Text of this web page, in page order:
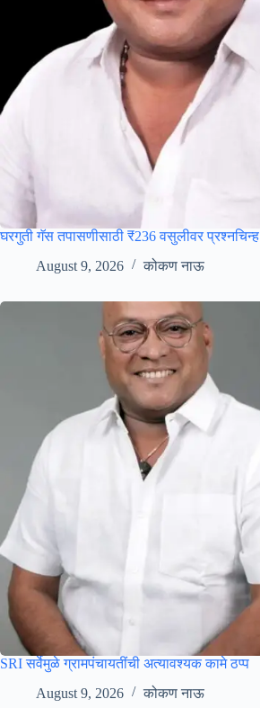
घरगुती गॅस तपासणीसाठी ₹236 वसुलीवर प्रश्नचिन्ह
August 9, 2026
कोकण नाऊ
SRI सर्वेमुळे ग्रामपंचायतींची अत्यावश्यक कामे ठप्प
August 9, 2026
कोकण नाऊ